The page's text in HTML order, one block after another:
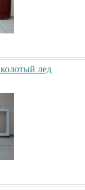
лед